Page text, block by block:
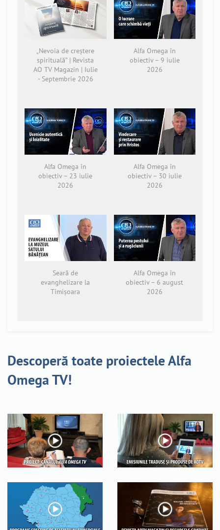
„Nevoia de creștere
spirituală” | Revista
AO TV Magazin | Iulie
- Septembrie 2026
Alfa Omega în
obiectiv – 9 iulie
2026
Alfa Omega în
obiectiv – 23 iulie
2026
Alfa Omega în
obiectiv – 30 iulie
2026
Seară de
evanghelizare la
Timișoara
Alfa Omega în
obiectiv – 6 august
2026
Descoperă toate proiectele Alfa
Omega TV!